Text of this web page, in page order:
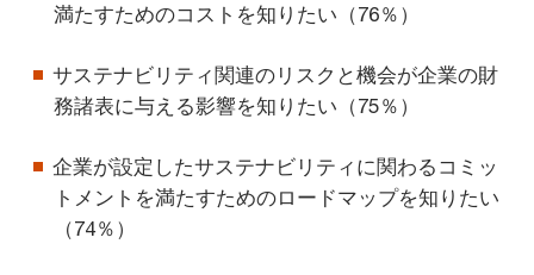
満たすためのコストを知りたい（76％）
サステナビリティ関連のリスクと機会が企業の財
務諸表に与える影響を知りたい（75％）
企業が設定したサステナビリティに関わるコミッ
トメントを満たすためのロードマップを知りたい
（74％）